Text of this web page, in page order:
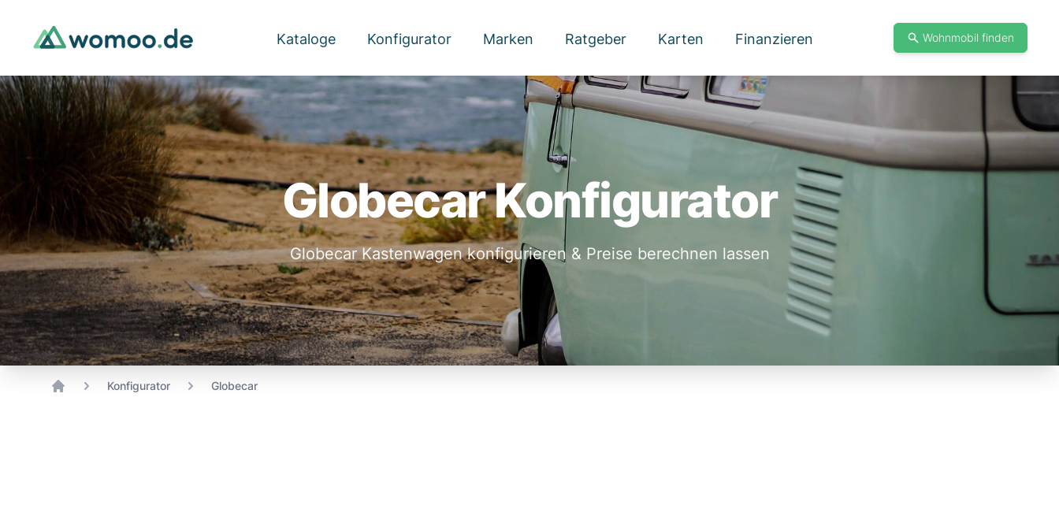
Kataloge Konfigurator Marken Ratgeber Karten Finanzieren Wohnmobil finden
Globecar Konfigurator
Globecar Kastenwagen konfigurieren & Preise berechnen lassen
Konfigurator Globecar